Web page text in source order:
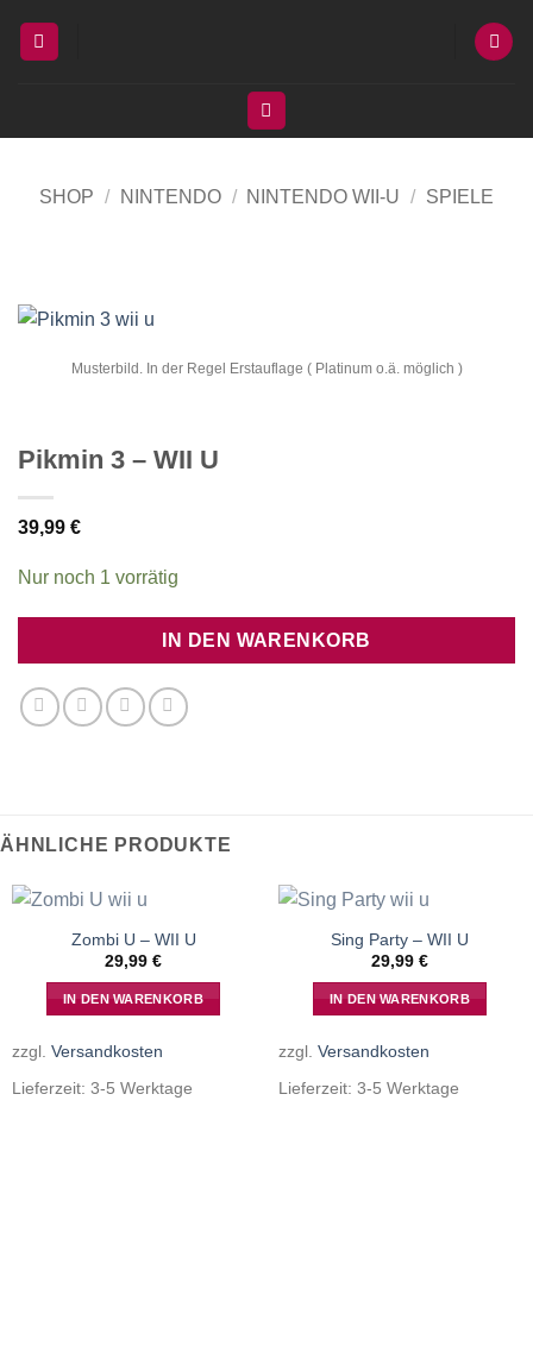
Inhalt
SHOP / NINTENDO / NINTENDO WII-U / SPIELE
Musterbild. In der Regel Erstauflage ( Platinum o.ä. möglich )
Pikmin 3 – WII U
39,99 €
Nur noch 1 vorrätig
IN DEN WARENKORB
ÄHNLICHE PRODUKTE
Zombi U – WII U
29,99 €
IN DEN WARENKORB
zzgl. Versandkosten
Lieferzeit: 3-5 Werktage
Sing Party – WII U
29,99 €
IN DEN WARENKORB
zzgl. Versandkosten
Lieferzeit: 3-5 Werktage